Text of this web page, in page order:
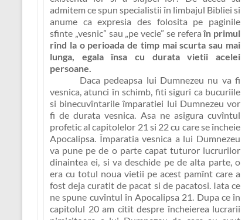
admitem ce spun specialistii în limbajul Bibliei si
anume ca expresia des folosita pe paginile
sfinte „vesnic” sau „pe vecie” se referaîn primul
rînd la o perioada de timp mai scurta sau mai
lunga, egala însa cu durata vietii acelei
persoane.
Daca pedeapsa lui Dumnezeu nu va fi
vesnica, atunci în schimb, fiti siguri ca bucuriile
si binecuvîntarile împaratiei lui Dumnezeu vor
fi de durata vesnica. Asa ne asigura cuvîntul
profetic al capitolelor 21 si 22 cu care se încheie
Apocalipsa. Împaratia vesnica a lui Dumnezeu
va pune pe de o parte capat tuturor lucrurilor
dinaintea ei, si va deschide pe de alta parte, o
era cu totul noua vietii pe acest pamînt care a
fost deja curatit de pacat si de pacatosi. Iata ce
ne spune cuvîntul în Apocalipsa 21. Dupa ce în
capitolul 20 am citit despre încheierea lucrarii